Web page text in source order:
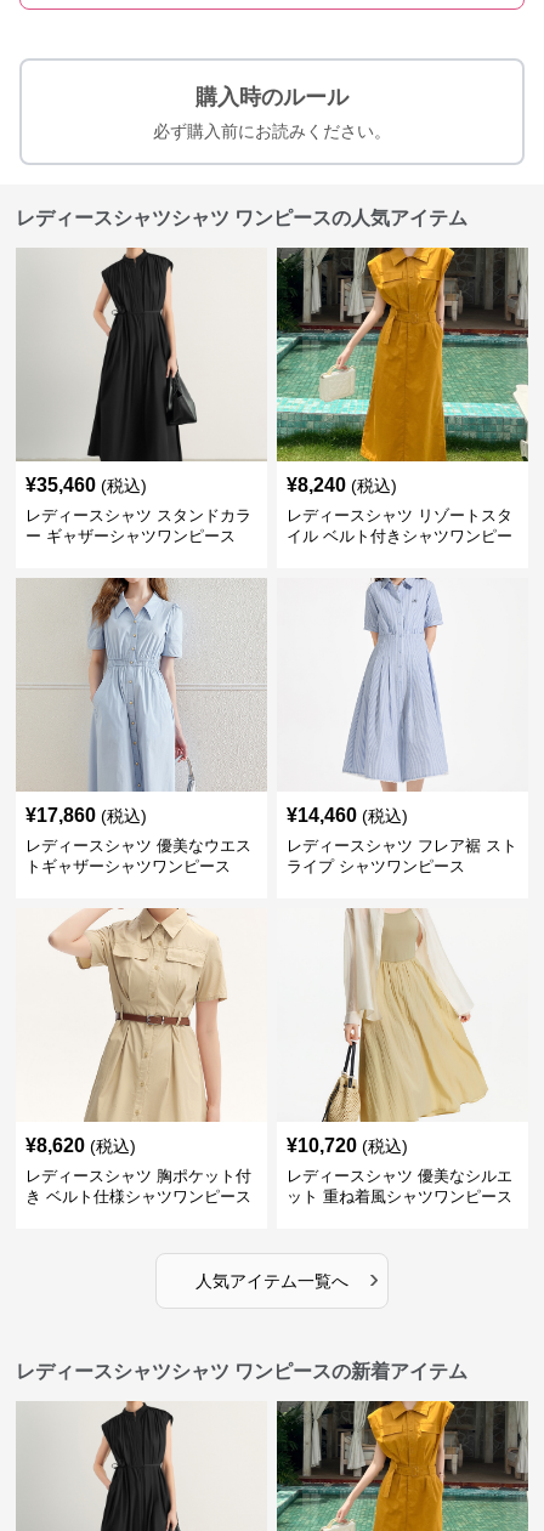
購入時のルール
必ず購入前にお読みください。
レディースシャツシャツ ワンピースの人気アイテム
¥35,460 (税込)
レディースシャツ スタンドカラ
ー ギャザーシャツワンピース
¥8,240 (税込)
レディースシャツ リゾートスタ
イル ベルト付きシャツワンピー
¥17,860 (税込)
レディースシャツ 優美なウエス
トギャザーシャツワンピース
¥14,460 (税込)
レディースシャツ フレア裾 スト
ライプ シャツワンピース
¥8,620 (税込)
レディースシャツ 胸ポケット付
き ベルト仕様シャツワンピース
¥10,720 (税込)
レディースシャツ 優美なシルエ
ット 重ね着風シャツワンピース
人気アイテム一覧へ ›
レディースシャツシャツ ワンピースの新着アイテム